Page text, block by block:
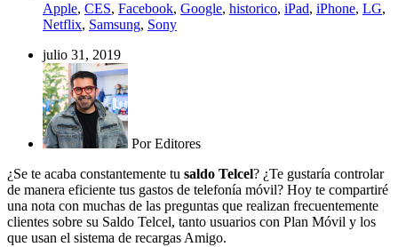
Apple, CES, Facebook, Google, historico, iPad, iPhone, LG,
Netflix, Samsung, Sony
julio 31, 2019
PorEditores
¿Se te acaba constantemente tu saldo Telcel? ¿Te gustaría controlar
de manera eficiente tus gastos de telefonía móvil? Hoy te compartiré
una nota con muchas de las preguntas que realizan frecuentemente
clientes sobre su Saldo Telcel, tanto usuarios con Plan Móvil y los
que usan el sistema de recargas Amigo.